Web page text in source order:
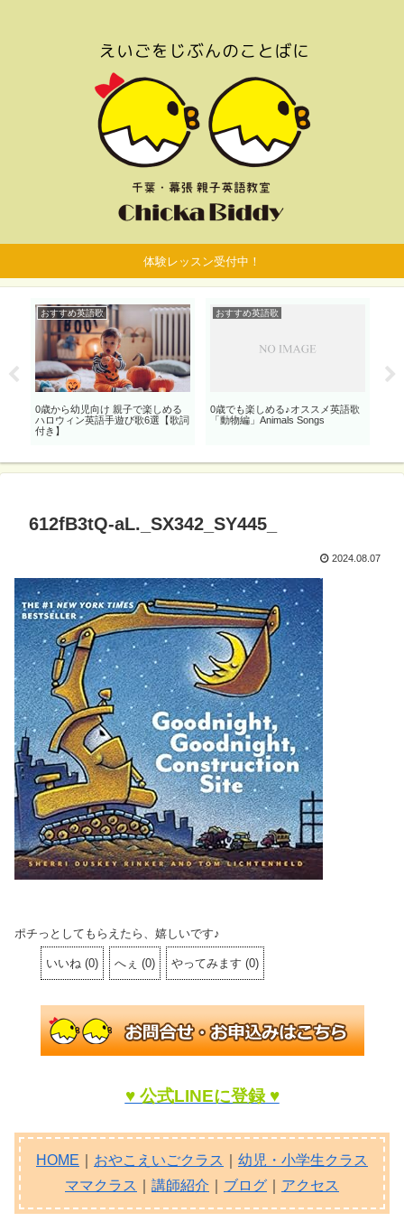
体験レッスン受付中！
おすすめ英語歌
0歳から幼児向け 親子で楽しめる
ハロウィン英語手遊び歌6選【歌詞
付き】
おすすめ英語歌
0歳でも楽しめる♪オススメ英語歌
「動物編」Animals Songs
612fB3tQ-aL._SX342_SY445_
2024.08.07
ポチっとしてもらえたら、嬉しいです♪
いいね (0) へぇ (0) やってみます (0)
♥ 公式LINEに登録 ♥
HOME おやこえいごクラス
幼児・小学生クラス
ママクラス
講師紹介 ブログ アクセス